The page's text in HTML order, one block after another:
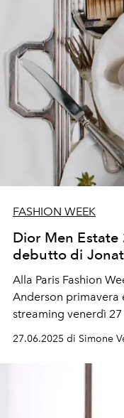
FASHION WEEK
Dior Men
debutto di
Alla Paris Fashion
Anderson primavera
streaming venerdì
27.06.2025 di Simone